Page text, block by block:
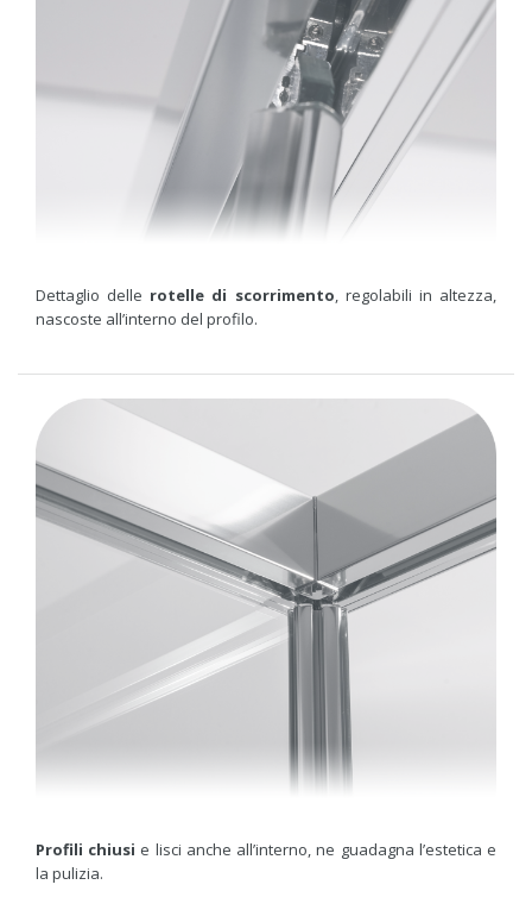
Dettaglio delle rotelle di scorrimento, regolabili in altezza,
nascoste all’interno del profilo.
Profili chiusi e lisci anche all’interno, ne guadagna l’estetica e
la pulizia.